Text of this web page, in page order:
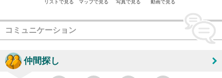
リストで見る マップで見る 写真で見る 動画で見る
コミュニケーション
仲間探し